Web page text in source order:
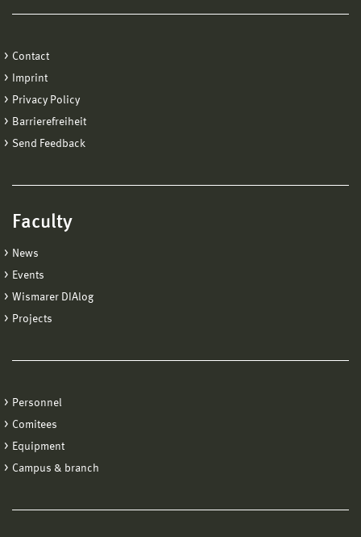
Contact
Imprint
Privacy Policy
Barrierefreiheit
Send Feedback
Faculty
News
Events
Wismarer DIAlog
Projects
Personnel
Comitees
Equipment
Campus & branch